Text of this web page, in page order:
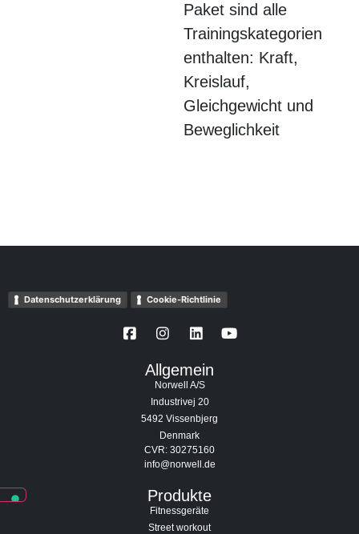
Paket sind alle
Trainingskategorien
enthalten: Kraft,
Kreislauf,
Gleichgewicht und
Beweglichkeit
Datenschutzerklärung Cookie-Richtlinie
Allgemein
Norwell A/S
Industrivej 20
5492 Vissenbjerg
Denmark
CVR: 30275160
info@norwell.de
Produkte
Fitnessgeräte
Street workout